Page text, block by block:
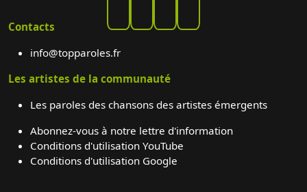
Contacts
info@topparoles.fr
Les artistes de la communauté
Les paroles des chansons des artistes émergents
Abonnez-vous à notre lettre d'information
Conditions d'utilisation YouTube
Conditions d'utilisation Google